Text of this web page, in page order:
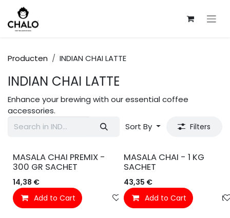
Overslaan naar inhoud
Producten INDIAN CHAI LATTE
INDIAN CHAI LATTE
Enhance your brewing with our essential coffee
accessories.
Sort By
Filters
MASALA CHAI PREMIX -
300 GR SACHET
14,38 €
Add to Cart
Toevoegen aan verlanglijst
MASALA CHAI - 1 KG
SACHET
43,35 €
Add to Cart